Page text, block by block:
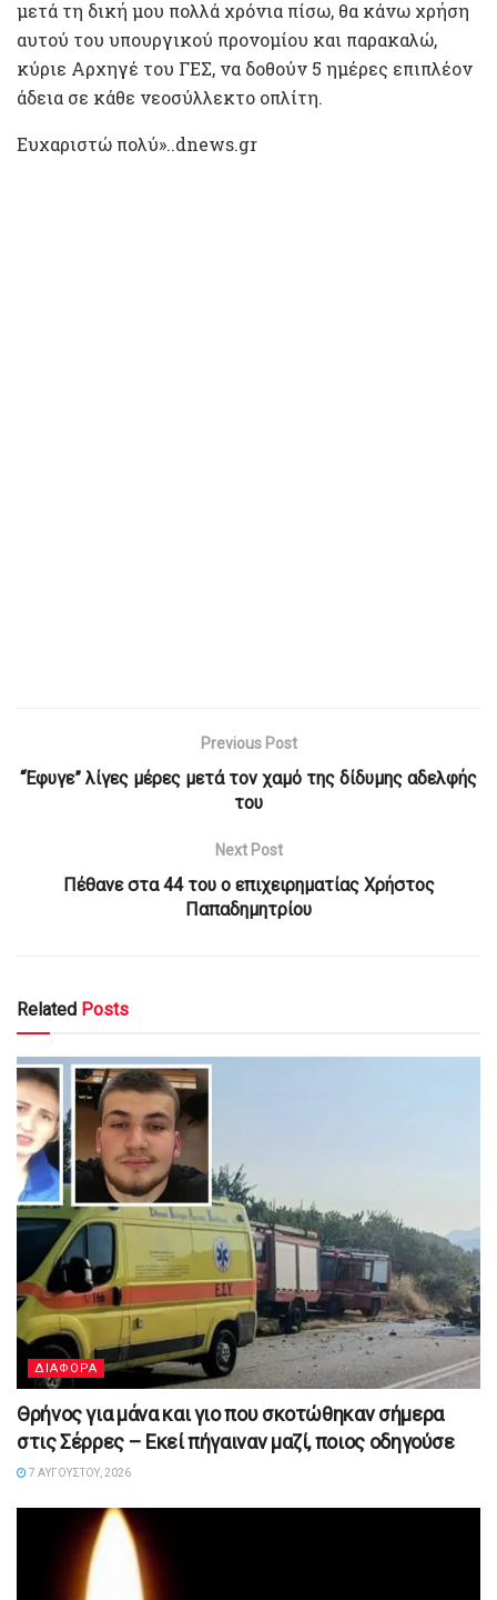
μετά τη δική μου πολλά χρόνια πίσω, θα κάνω χρήση
αυτού του υπουργικού προνομίου και παρακαλώ,
κύριε Αρχηγέ του ΓΕΣ, να δοθούν 5 ημέρες επιπλέον
άδεια σε κάθε νεοσύλλεκτο οπλίτη.
Ευχαριστώ πολύ»..dnews.gr
Previous Post
“Έφυγε” λίγες μέρες μετά τον χαμό της δίδυμης αδελφής
του
Next Post
Πέθανε στα 44 του ο επιχειρηματίας Χρήστος
Παπαδημητρίου
Related Posts
ΔΙΑΦΟΡΑ
Θρήνος για μάνα και γιο που σκοτώθηκαν σήμερα
στις Σέρρες – Εκεί πήγαιναν μαζί, ποιος οδηγούσε
7 ΑΥΓΟΎΣΤΟΥ, 2026